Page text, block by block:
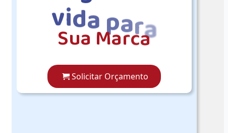
vidapara
SuaMarca
Solicitar Orçamento